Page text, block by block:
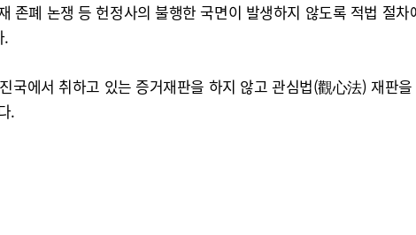
폐 논쟁 등 헌정사의 불행한 국면이 발생하지 않도록 적법 절
.
에서 취하고 있는 증거재판을 하지 않고 관심법(觀心法) 재판
.